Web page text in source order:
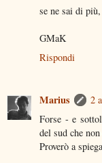
se ne sai di
GMaK
Rispondi
Marius
2
Forse - e
del sud che
Proverò a